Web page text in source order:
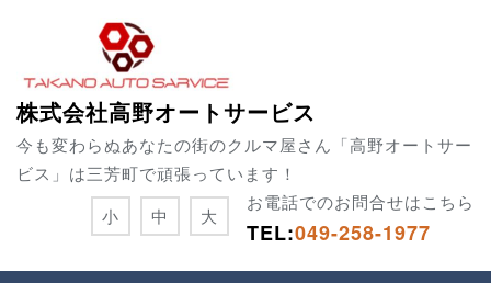
株式会社高野オートサービス
今も変わらぬあなたの街のクルマ屋さん「高野オートサー
ビス」は三芳町で頑張っています！
お電話でのお問合せはこちら
TEL:049-258-1977
小 中 大